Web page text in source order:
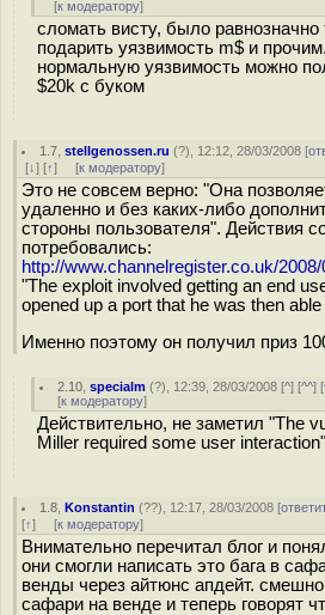
[к модератору]
сломать висту, было равнозначно
подарить уязвимость m$ и
нормальную уязвимость можно
$20k с буком
1.7 ,stellgenossen.ru (?), 12:12, 28/03/2008 [
[↓] [↑] [к модератору]
Это не совсем верно: "Она
удаленно и без каких-либо
стороны пользователя". Действия
потребовались:
http://www.channelregister.co.uk/
"The exploit involved getting an end
opened up a port that he was then
Именно поэтому он получил приз
2.10 ,specialm (?), 12:39, 28/03/2008 [^] [^^] [
[к модератору]
Действительно, не заметил "The
Miller required some user
1.8 ,Konstantin (??), 12:17, 28/03/2008 [
[↑] [к модератору]
Внимательно перечитал блог и
они смогли написать это бага в
венды через айтюнс апдейт.
сафари на венде и теперь говорят